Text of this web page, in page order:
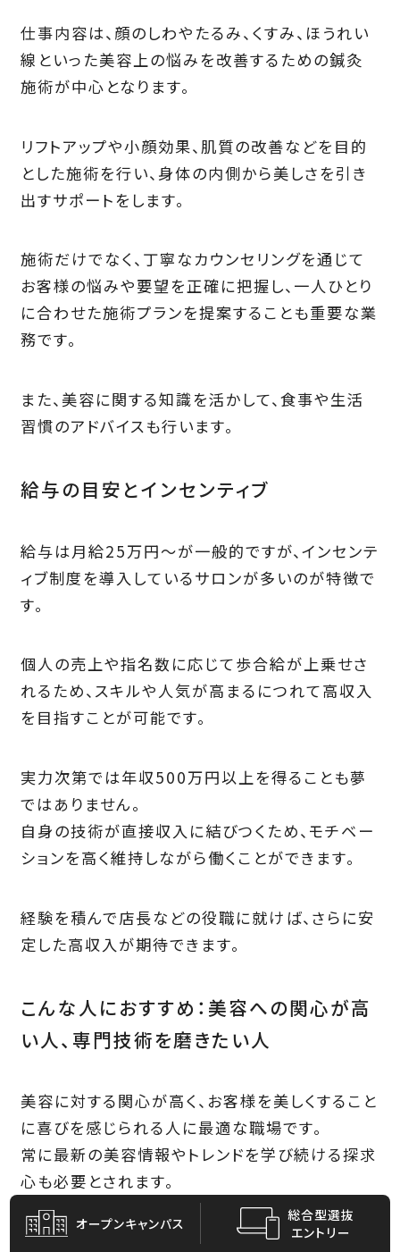
仕事内容は、顔のしわやたるみ、くすみ、ほうれい
線といった美容上の悩みを改善するための鍼灸
施術が中心となります。
リフトアップや小顔効果、肌質の改善などを目的
とした施術を行い、身体の内側から美しさを引き
出すサポートをします。
施術だけでなく、丁寧なカウンセリングを通じて
お客様の悩みや要望を正確に把握し、一人ひとり
に合わせた施術プランを提案することも重要な業
務です。
また、美容に関する知識を活かして、食事や生活
習慣のアドバイスも行います。
給与の目安とインセンティブ
給与は月給25万円〜が一般的ですが、インセンテ
ィブ制度を導入しているサロンが多いのが特徴で
す。
個人の売上や指名数に応じて歩合給が上乗せさ
れるため、スキルや人気が高まるにつれて高収入
を目指すことが可能です。
実力次第では年収500万円以上を得ることも夢
ではありません。
自身の技術が直接収入に結びつくため、モチベー
ションを高く維持しながら働くことができます。
経験を積んで店長などの役職に就けば、さらに安
定した高収入が期待できます。
こんな人におすすめ：美容への関心が高
い人、専門技術を磨きたい人
美容に対する関心が高く、お客様を美しくすること
に喜びを感じられる人に最適な職場です。
常に最新の美容情報やトレンドを学び続ける探求
心も必要とされます。
また、美容鍼灸という専門分野で、他にはない独
オープンキャンパス
総合型選抜
エントリー